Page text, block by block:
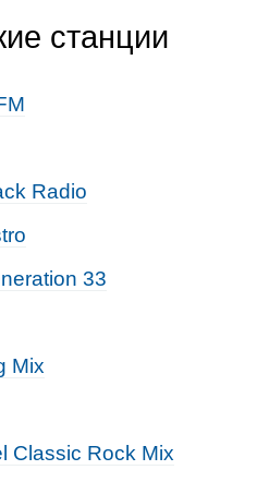
станции
Radio
33
Mix
Classic Rock Mix